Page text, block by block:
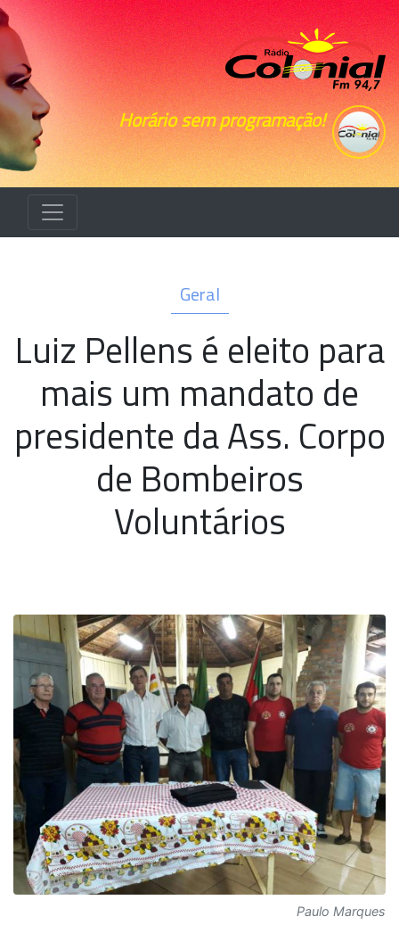
Horário sem programação!
Geral
Luiz Pellens é eleito para
mais um mandato de
presidente da Ass. Corpo
de Bombeiros
Voluntários
Paulo Marques